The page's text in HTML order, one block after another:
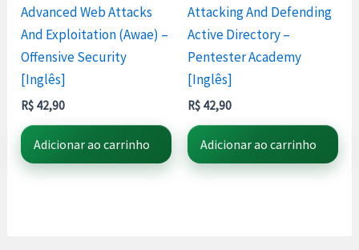
Advanced Web Attacks
And Exploitation (Awae) –
Offensive Security
[Inglês]
R$ 42,90
Adicionar ao carrinho
Attacking And Defending
Active Directory –
Pentester Academy
[Inglês]
R$ 42,90
Adicionar ao carrinho